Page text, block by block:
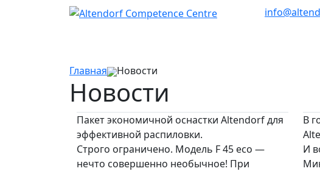
Главная Новости
Новости
Пакет экономичной оснастки Altendorf для
эффективной распиловки.
Строго ограничено. Модель F 45 eco —
нечто совершенно необычное! При
В
И